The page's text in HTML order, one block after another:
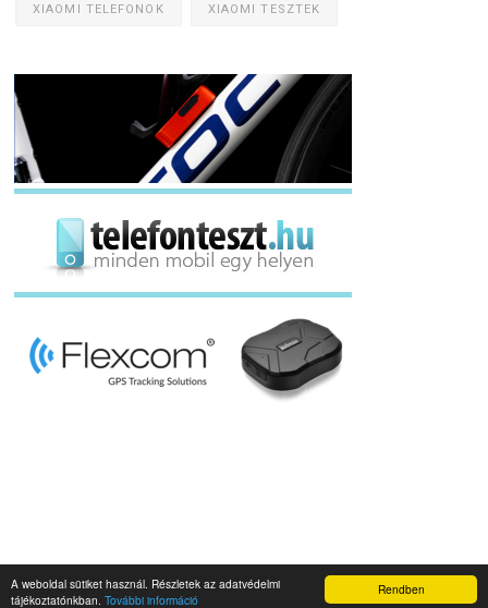
Rendben
A weboldal sütiket használ. Részletek az adatvédelmi
tájékoztatónkban. További információ
XIAOMI TELEFONOK XIAOMI TESZTEK
Napidroid.hu 2019